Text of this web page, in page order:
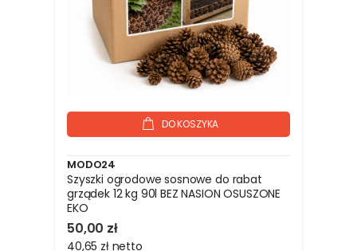
DO KOSZYKA
MODO24
Szyszki ogrodowe sosnowe do rabat
grządek 12 kg 90l BEZ NASION OSUSZONE
EKO
50,00 zł
40,65 zł netto